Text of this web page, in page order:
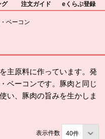
グ 注文ガイド eくらぶ登録
ベーコン
主原料に作っています。発
ベーコンです。豚肉と同じ
い、豚肉の旨みを生かしま
表示件数